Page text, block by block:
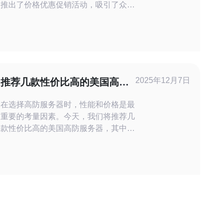
推出了价格优惠促销活动，吸引了众多
器。优惠内容包括价格降低、赠送增值
服务、续费优惠等多种形
推荐几款性价比高的美国高防
在选择高防服务器时，性能和价格是最
重要的考量因素。今天，我们将推荐几
款性价比高的美国高防服务器，其中尤
2025年12月7日